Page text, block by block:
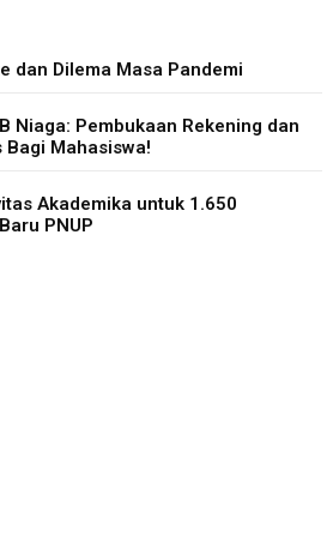
dan Dilema Masa Pandemi
Niaga: Pembukaan Rekening dan
Bagi Mahasiswa!
Akademika untuk 1.650
PNUP